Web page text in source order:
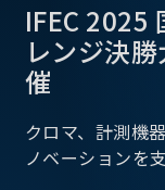
IFEC 2025
レンジ決
催
クロマ、計測機
ノベーションを